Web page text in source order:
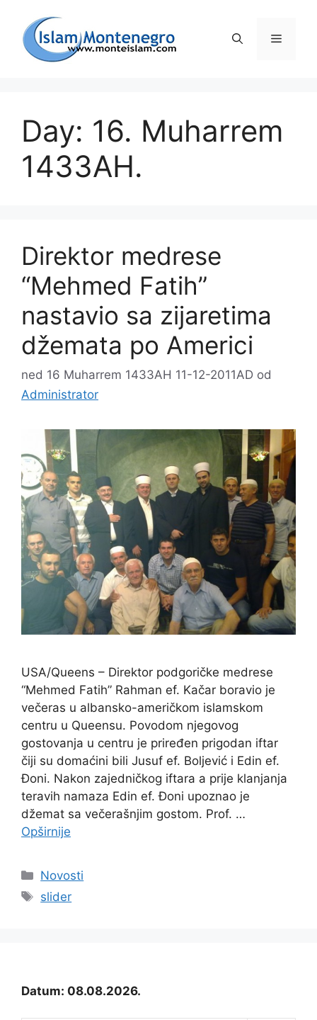
sadržaj
Day: 16. Muharrem
1433AH.
Direktor medrese
“Mehmed Fatih”
nastavio sa zijaretima
džemata po Americi
ned 16 Muharrem 1433AH 11-12-2011AD od
Administrator
USA/Queens – Direktor podgoričke medrese
“Mehmed Fatih” Rahman ef. Kačar boravio je
večeras u albansko-američkom islamskom
centru u Queensu. Povodom njegovog
gostovanja u centru je priređen prigodan iftar
čiji su domaćini bili Jusuf ef. Boljević i Edin ef.
Đoni. Nakon zajedničkog iftara a prije klanjanja
teravih namaza Edin ef. Đoni upoznao je
džemat sa večerašnjim gostom. Prof. …
Opširnije
Kategorije
Novosti
Oznake
slider
Datum: 08.08.2026.